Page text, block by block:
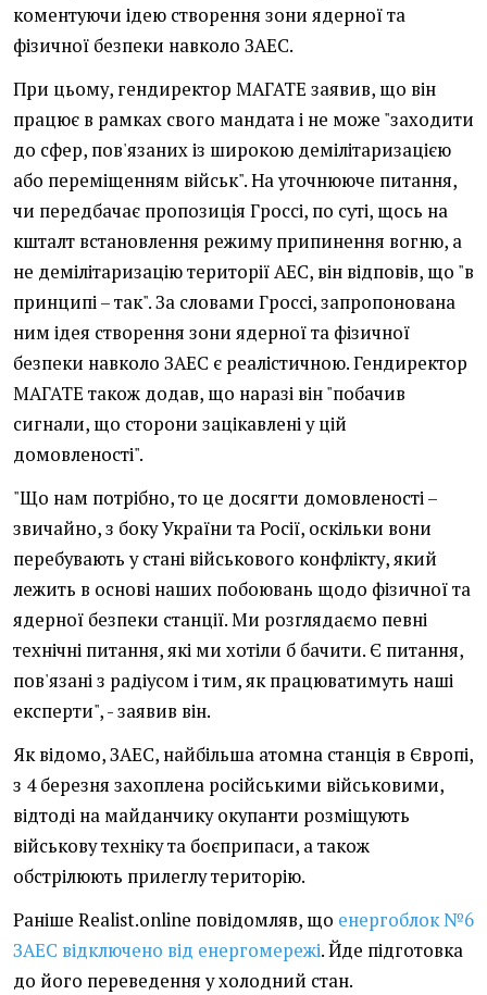
коментуючи ідею створення зони ядерної та
фізичної безпеки навколо ЗАЕС.
При цьому, гендиректор МАГАТЕ заявив, що він
працює в рамках свого мандата і не може "заходити
до сфер, пов'язаних із широкою демілітаризацією
або переміщенням військ". На уточнююче питання,
чи передбачає пропозиція Гроссі, по суті, щось на
кшталт встановлення режиму припинення вогню, а
не демілітаризацію території АЕС, він відповів, що "в
принципі – так". За словами Гроссі, запропонована
ним ідея створення зони ядерної та фізичної
безпеки навколо ЗАЕС є реалістичною. Гендиректор
МАГАТЕ також додав, що наразі він "побачив
сигнали, що сторони зацікавлені у цій
домовленості".
"Що нам потрібно, то це досягти домовленості –
звичайно, з боку України та Росії, оскільки вони
перебувають у стані військового конфлікту, який
лежить в основі наших побоювань щодо фізичної та
ядерної безпеки станції. Ми розглядаємо певні
технічні питання, які ми хотіли б бачити. Є питання,
пов'язані з радіусом і тим, як працюватимуть наші
експерти", - заявив він.
Як відомо, ЗАЕС, найбільша атомна станція в Європі,
з 4 березня захоплена російськими військовими,
відтоді на майданчику окупанти розміщують
військову техніку та боєприпаси, а також
обстрілюють прилеглу територію.
Раніше Realist.online повідомляв, що енергоблок №6
ЗАЕС відключено від енергомережі. Йде підготовка
до його переведення у холодний стан.